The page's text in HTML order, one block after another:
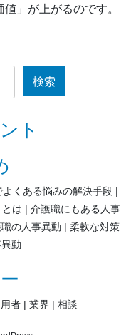
」が上がるのです。
ト
よくある悩みの解決手段
は
介護職にもある人事
の人事異動
柔軟な対策
動
者 業界 相談